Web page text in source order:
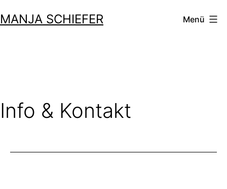
Inhalt
MANJA SCHIEFER Menü
Info & Kontakt